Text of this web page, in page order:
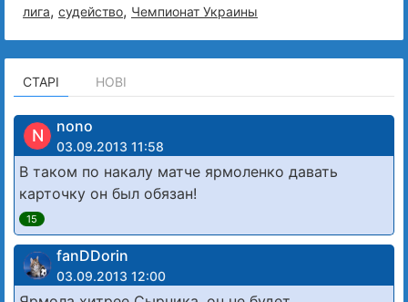
лига, судейство, Чемпионат Украины
СТАРІ НОВІ
N nono
03.09.2013 11:58
В таком по накалу матче ярмоленко давать
карточку он был обязан!
15
fanDDorin
03.09.2013 12:00